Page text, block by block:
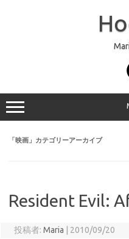
「映画 」カテゴリーアーカイブ
Resident Evil:
投稿者: Maria 2010/09/20